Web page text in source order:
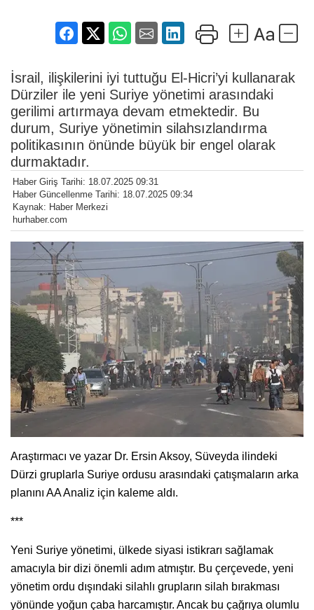
İsrail, ilişkilerini iyi tuttuğu El-Hicri’yi kullanarak
Dürziler ile yeni Suriye yönetimi arasındaki
gerilimi artırmaya devam etmektedir. Bu
durum, Suriye yönetimin silahsızlandırma
politikasının önünde büyük bir engel olarak
durmaktadır.
Haber Giriş Tarihi: 18.07.2025 09:31
Haber Güncellenme Tarihi: 18.07.2025 09:34
Kaynak: Haber Merkezi
hurhaber.com
Araştırmacı ve yazar Dr. Ersin Aksoy, Süveyda ilindeki
Dürzi gruplarla Suriye ordusu arasındaki çatışmaların arka
planını AA Analiz için kaleme aldı.
***
Yeni Suriye yönetimi, ülkede siyasi istikrarı sağlamak
amacıyla bir dizi önemli adım atmıştır. Bu çerçevede, yeni
yönetim ordu dışındaki silahlı grupların silah bırakması
yönünde yoğun çaba harcamıştır. Ancak bu çağrıya olumlu